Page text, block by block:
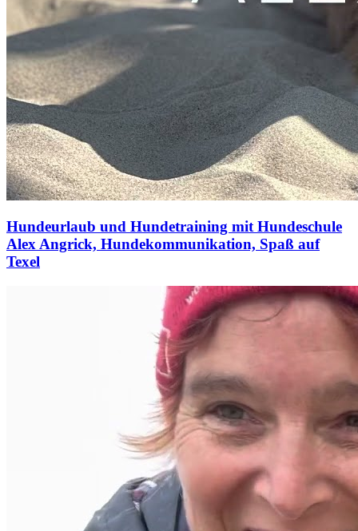
Hundeurlaub und Hundetraining mit Hundeschule
Alex Angrick, Hundekommunikation, Spaß auf
Texel